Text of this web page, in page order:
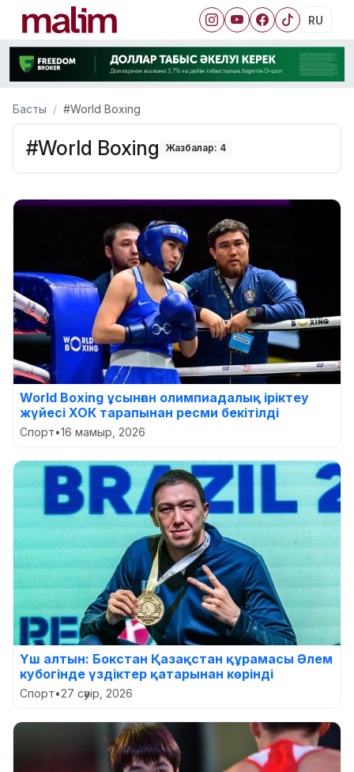
RU
Басты #World Boxing
#World Boxing Жазбалар: 4
World Boxing ұсынған олимпиадалық іріктеу
жүйесі ХОК тарапынан ресми бекітілді
Спорт•16 мамыр, 2026
Үш алтын: Бокстан Қазақстан құрамасы Әлем
кубогінде үздіктер қатарынан көрінді
Спорт•27 сәуір, 2026